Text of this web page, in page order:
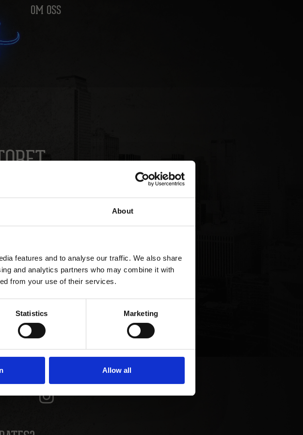
About
features and to analyse our traffic. We also share
and analytics partners who may combine it with
from your use of their services.
Statistics Marketing
Allow all
OM OSS